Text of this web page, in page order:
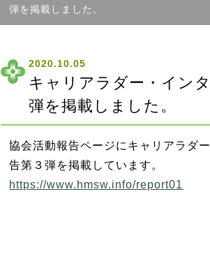
弾を掲載しました。
2020.10.05
キャリアラダー・イン
弾を掲載しました。
協会活動報告ページにキャリアラダ
告第３弾を掲載しています。
https://www.hmsw.info/report01